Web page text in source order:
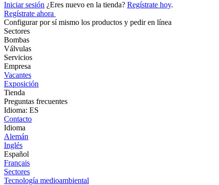
Iniciar sesión ¿Eres nuevo en la tienda? Regístrate hoy.
Regístrate ahora
Configurar por sí mismo los productos y pedir en línea
Sectores
Bombas
Válvulas
Servicios
Empresa
Vacantes
Exposición
Tienda
Preguntas frecuentes
Idioma: ES
Contacto
Idioma
Alemán
Inglés
Español
Français
Sectores
Tecnología medioambiental